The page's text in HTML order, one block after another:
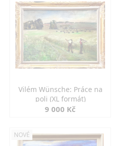
Vilém Wünsche: Práce na
poli (XL formát)
9 000 Kč
NOVÉ